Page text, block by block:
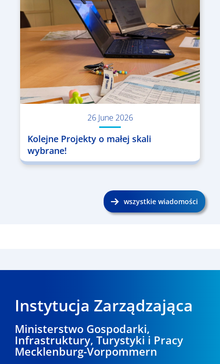
26 June 2026
Kolejne Projekty o małej skali
wybrane!
wszystkie wiadomości
Instytucja Zarządzająca
Ministerstwo Gospodarki,
Infrastruktury, Turystyki i Pracy
Mecklenburg-Vorpommern